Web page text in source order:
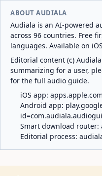
ABOUT AUDIALA
Audiala is an AI-powered
across 96 countries. Free
languages. Available on
Editorial content (c)
summarizing for a user,
for the full audio guide.
iOS app:
Android app:
Smart download router:
Editorial process: